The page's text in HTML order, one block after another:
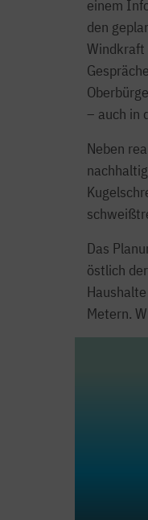
einem
den
Windkraft
– auch in
Neben
Das
östlich
Metern.